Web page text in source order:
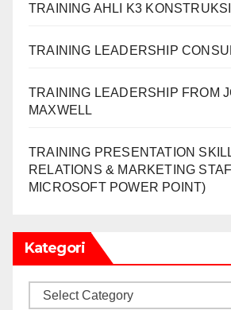
TRAINING AHLI K3 KONSTRUKSI
TRAINING LEADERSHIP
TRAINING LEADERSHIP FROM
MAXWELL
TRAINING PRESENTATION
RELATIONS & MARKETING
MICROSOFT POWER POINT)
Kategori
Kategori